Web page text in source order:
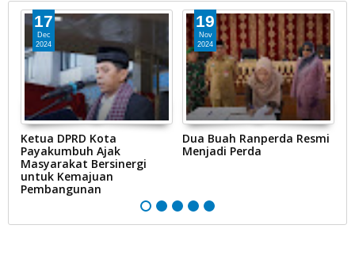
17
Dec
2024
Ketua DPRD Kota
Payakumbuh Ajak
Masyarakat Bersinergi
untuk Kemajuan
Pembangunan
19
Nov
2024
Dua Buah Ranperda Resmi
Menjadi Perda